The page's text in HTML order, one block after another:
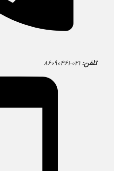
تلفن: ۰۲۱-۸۶۰۹۰۴۶۱